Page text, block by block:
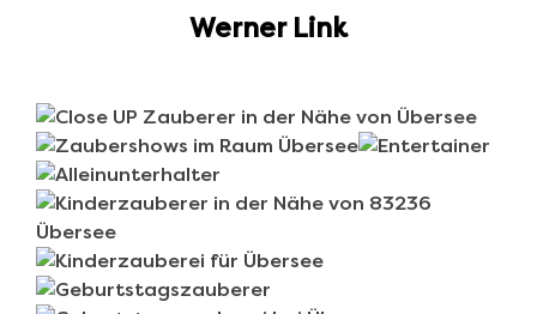
Werner Link